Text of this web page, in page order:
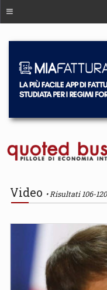
Video Risultati 106-120